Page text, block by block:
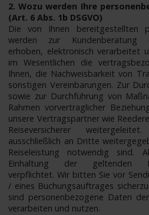
2. Wozu werden Ihre
(Art. 6 Abs. 1b DSGVO)
Die von Ihnen bereitgestellten
werden zur Kundenberatung
erhoben, elektronisch verarbeitet
im Wesentlichen die
Ihnen, die Nachweisbarkeit von
sonstigen Vereinbarungen. Zur
sowie zur Durchführung von
Rahmen vorvertraglicher
unsere Vertragspartner wie
Reiseversicherer
ausschließlich an Dritte
Reiseleistung notwendig sind.
Einhaltung der geltenden
verpflichtet. Wir bitten Sie vor
/ eines Buchungsauftrages
sind personenbezogene Daten
verarbeiten und nutzen.